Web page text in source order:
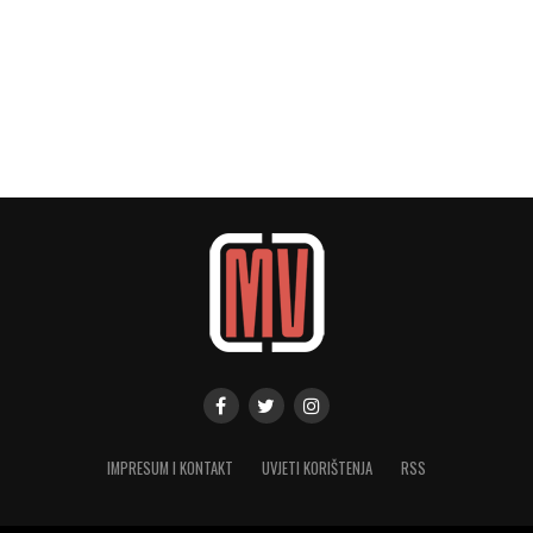
IMPRESUM I KONTAKT UVJETI KORIŠTENJA RSS